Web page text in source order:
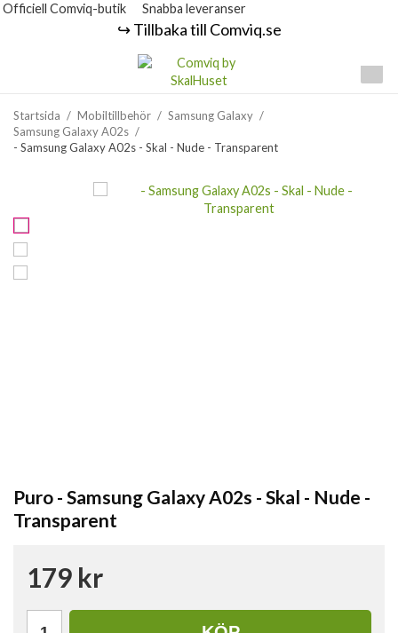
Officiell Comviq-butik Snabba leveranser
↪️ Tillbaka till Comviq.se
Startsida / Mobiltillbehör / Samsung Galaxy /
Samsung Galaxy A02s /
- Samsung Galaxy A02s - Skal - Nude - Transparent
Puro - Samsung Galaxy A02s - Skal - Nude -
Transparent
179 kr